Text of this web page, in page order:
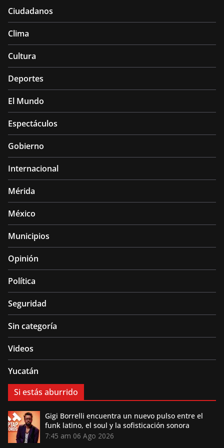
Ciudadanos
Clima
Cultura
Deportes
El Mundo
Espectáculos
Gobierno
Internacional
Mérida
México
Municipios
Opinión
Política
Seguridad
Sin categoría
Videos
Yucatán
Si estás aburrido
Gigi Borrelli encuentra un nuevo pulso entre el
funk latino, el soul y la sofisticación sonora
7:45 am 06 Ago 2026